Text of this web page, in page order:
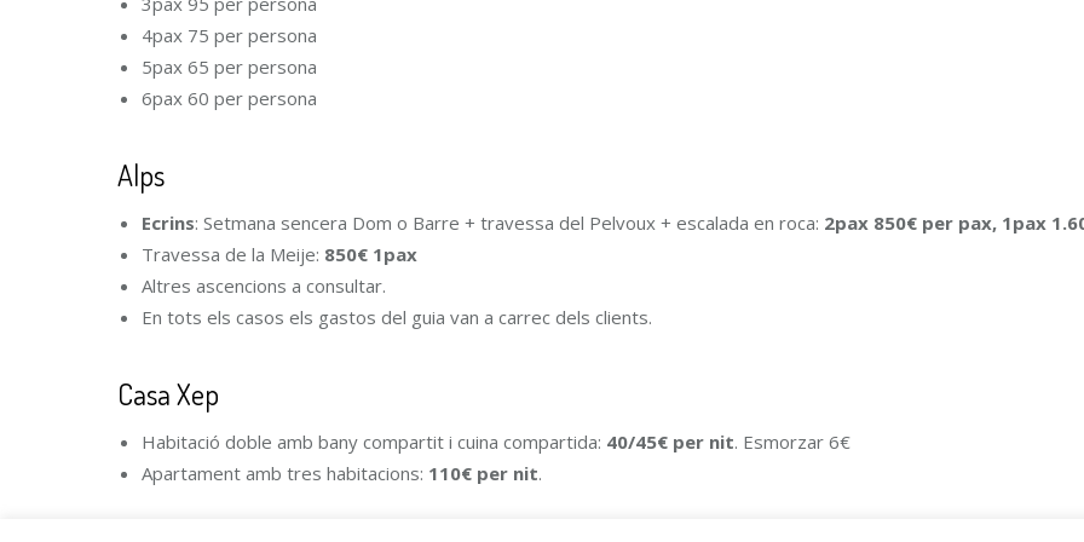
4pax 75 per persona
5pax 65 per persona
6pax 60 per persona
Alps
Ecrins: Setmana sencera Dom o Barre + travessa del Pelvoux + escalada en roca: 2pax 850€ per pax, 1pax
Travessa de la Meije: 850€ 1pax
Altres ascencions a consultar.
En tots els casos els gastos del guia van a carrec dels clients.
Casa Xep
Habitació doble amb bany compartit i cuina compartida: 40/45€ per nit. Esmorzar 6€
Apartament amb tres habitacions: 110€ per nit.